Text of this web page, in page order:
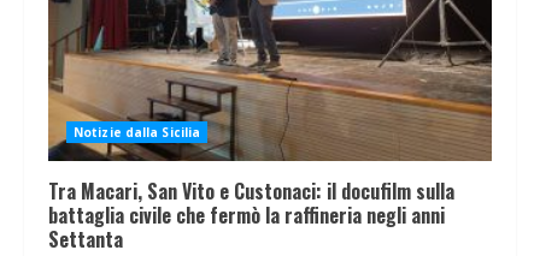
Notizie dalla Sicilia
Tra Macari, San Vito e Custonaci: il docufilm sulla
battaglia civile che fermò la raffineria negli anni
Settanta